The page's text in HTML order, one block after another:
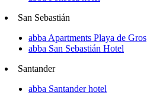
San Sebastián
abba Apartments Playa de Gros
abba San Sebastián Hotel
Santander
abba Santander hotel